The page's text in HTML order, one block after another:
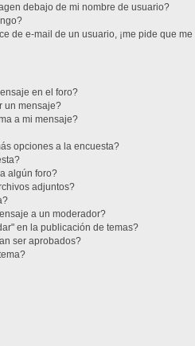
debajo de mi nombre de usuario?
de e-mail de un usuario, ¡me pide que me
en el foro?
un mensaje?
a mi mensaje?
opciones a la encuesta?
algún foro?
adjuntos?
a un moderador?
en la publicación de temas?
ser aprobados?